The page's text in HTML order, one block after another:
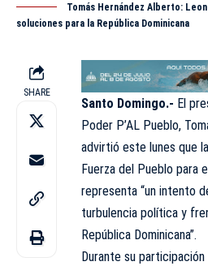
Tomás Hernández Alberto:
soluciones para la República Dominicana
SHARE
Santo Domingo.- El
Poder P’AL Pueblo,
advirtió este lunes que
Fuerza del Pueblo para
representa “un intento
turbulencia política y
República Dominicana”.
Durante su